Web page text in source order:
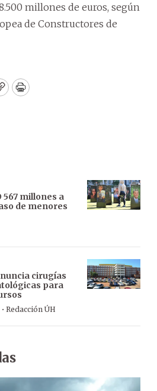
millones de euros, según
de Constructores de
Print
567 millones a
de menores
cirugías
para
· Redacción ÚH